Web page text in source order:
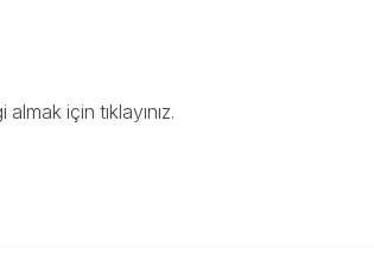
almak için tıklayınız.